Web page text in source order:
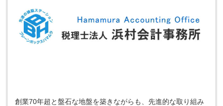
創業70年超と盤石な地盤を築きながらも、先進的な取り組み